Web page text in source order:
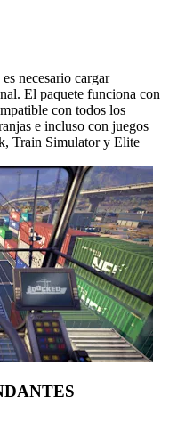
necesario cargar
El paquete funciona con
con todos los
e incluso con juegos
Train Simulator y Elite